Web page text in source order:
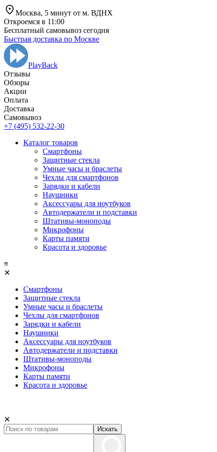
Москва, 5 минут от м. ВДНХ
Откроемся в 11:00
Бесплатный самовывоз сегодня
Быстрая доставка по Москве
PlayBack
Отзывы
Обзоры
Aкции
Оплата
Доставка
Самовывоз
+7 (495) 532-22-30
Каталог товаров
Смартфоны
Защитные стекла
Умные часы и браслеты
Чехлы для смартфонов
Зарядки и кабели
Наушники
Аксессуары для ноутбуков
Автодержатели и подставки
Штативы-моноподы
Микрофоны
Карты памяти
Красота и здоровье
≡
✕
Смартфоны
Защитные стекла
Умные часы и браслеты
Чехлы для смартфонов
Зарядки и кабели
Наушники
Аксессуары для ноутбуков
Автодержатели и подставки
Штативы-моноподы
Микрофоны
Карты памяти
Красота и здоровье
✕
Искать